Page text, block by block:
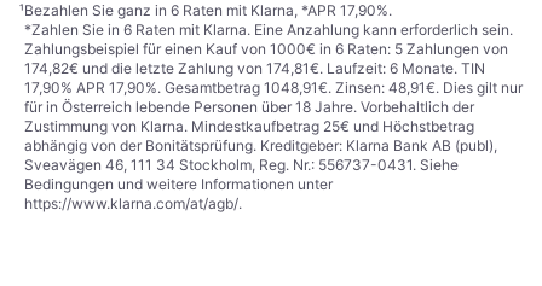
¹Bezahlen Sie ganz in 6 Raten mit Klarna, *APR 17,90%.
*Zahlen Sie in 6 Raten mit Klarna. Eine Anzahlung kann erforderlich sein.
Zahlungsbeispiel für einen Kauf von 1000€ in 6 Raten: 5 Zahlungen von
174,82€ und die letzte Zahlung von 174,81€. Laufzeit: 6 Monate. TIN
17,90% APR 17,90%. Gesamtbetrag 1048,91€. Zinsen: 48,91€. Dies gilt nur
für in Österreich lebende Personen über 18 Jahre. Vorbehaltlich der
Zustimmung von Klarna. Mindestkaufbetrag 25€ und Höchstbetrag
abhängig von der Bonitätsprüfung. Kreditgeber: Klarna Bank AB (publ),
Sveavägen 46, 111 34 Stockholm, Reg. Nr.: 556737-0431. Siehe
Bedingungen und weitere Informationen unter
https://www.klarna.com/at/agb/.